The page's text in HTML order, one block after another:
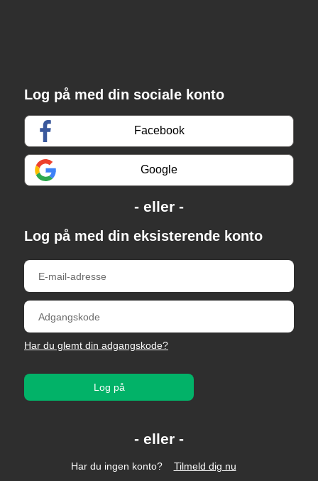
Log på med din sociale konto
Facebook
Google
Log på med din eksisterende konto
Har du glemt din adgangskode?
Log på
Har du ingen konto? Tilmeld dig nu